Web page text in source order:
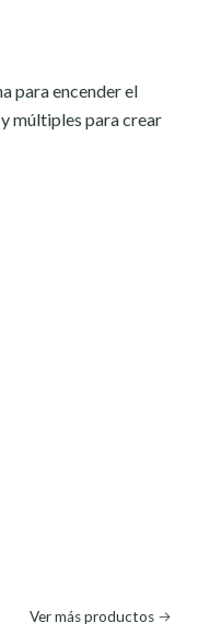
para encender el
múltiples para crear
Ver más productos